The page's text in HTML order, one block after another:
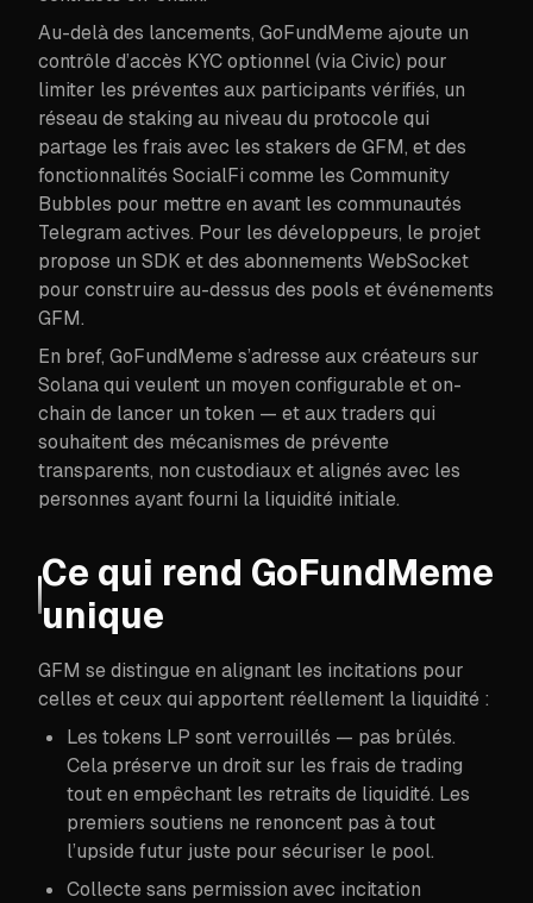
Au-delà des lancements, GoFundMeme ajoute un
contrôle d’accès KYC optionnel (via Civic) pour
limiter les préventes aux participants vérifiés, un
réseau de staking au niveau du protocole qui
partage les frais avec les stakers de GFM, et des
fonctionnalités SocialFi comme les Community
Bubbles pour mettre en avant les communautés
Telegram actives. Pour les développeurs, le projet
propose un SDK et des abonnements WebSocket
pour construire au-dessus des pools et événements
GFM.
En bref, GoFundMeme s’adresse aux créateurs sur
Solana qui veulent un moyen configurable et on-
chain de lancer un token — et aux traders qui
souhaitent des mécanismes de prévente
transparents, non custodiaux et alignés avec les
personnes ayant fourni la liquidité initiale.
Ce qui rend GoFundMeme
unique
GFM se distingue en alignant les incitations pour
celles et ceux qui apportent réellement la liquidité :
Les tokens LP sont verrouillés — pas brûlés.
Cela préserve un droit sur les frais de trading
tout en empêchant les retraits de liquidité. Les
premiers soutiens ne renoncent pas à tout
l’upside futur juste pour sécuriser le pool.
Collecte sans permission avec incitation